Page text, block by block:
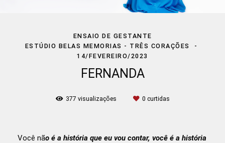
ENSAIO DE GESTANTE
ESTÚDIO BELAS MEMORIAS - TRÊS CORAÇÕES
14/FEVEREIRO/2023
FERNANDA
377 visualizações 0 curtidas
Você não é a história que eu vou contar, você é a história